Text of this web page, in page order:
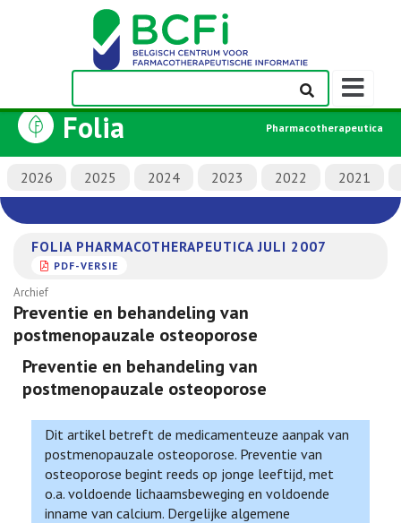
Folia Pharmacotherapeutica
2026 2025 2024 2023 2022 2021
FOLIA PHARMACOTHERAPEUTICA JULI 2007
PDF-VERSIE
Archief
Preventie en behandeling van
postmenopauzale osteoporose
Preventie en behandeling van
postmenopauzale osteoporose
Dit artikel betreft de medicamenteuze aanpak van
postmenopauzale osteoporose. Preventie van
osteoporose begint reeds op jonge leeftijd, met
o.a. voldoende lichaamsbeweging en voldoende
inname van calcium. Dergelijke algemene